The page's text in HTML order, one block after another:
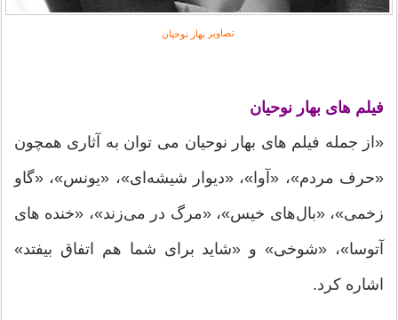
تصاویر بهار نوحیان
فیلم های بهار نوحیان
«از جمله فیلم های بهار نوحیان می توان به آثاری همچون
«حرف مردم»، «آوا»، «دیوار شیشه‌ای»، «یونس»، «گاو
زخمی»، «بال‌های خیس»، «مرگ در می‌زند»، «خنده‌ های
آتوسا»، «شوخی» و «شاید برای شما هم اتفاق بیفتد»
اشاره کرد.